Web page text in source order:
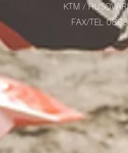
KTM /
FAX/TEL